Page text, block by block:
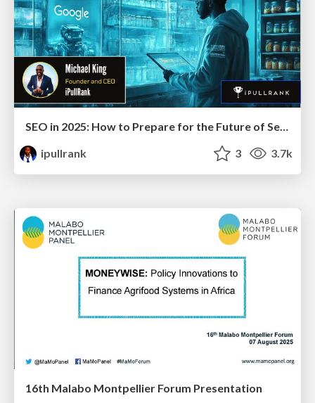
SEO in 2025: How to Prepare for the Future of Search
ipullrank
3 3.7k
16th Malabo Montpellier Forum Presentation